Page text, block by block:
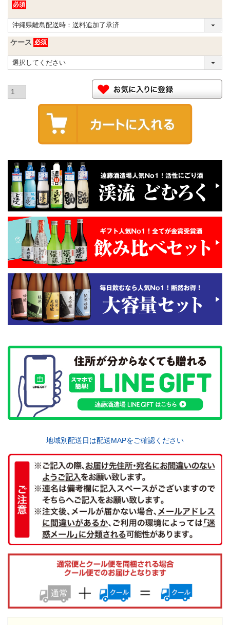
ケース
地域別配送日は配送MAPをご確認ください